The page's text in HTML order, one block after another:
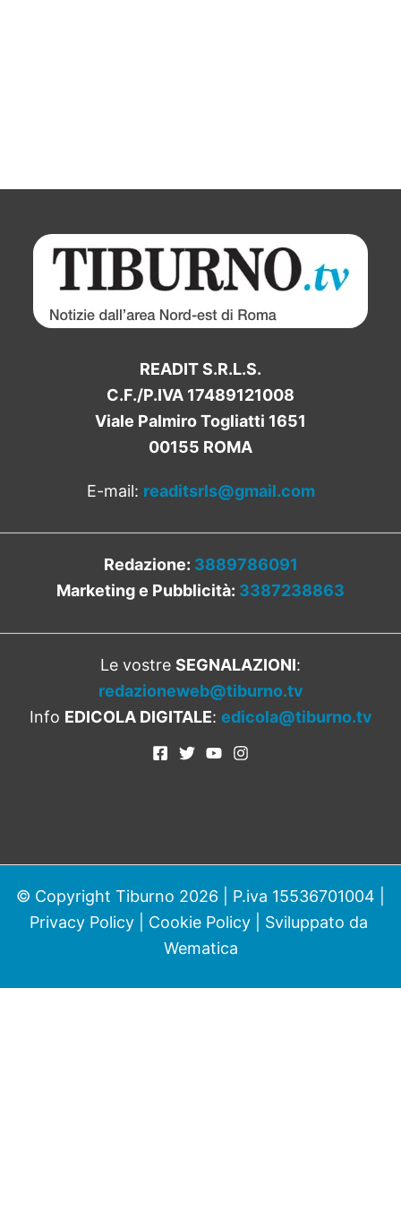
READIT S.R.L.S.
C.F./P.IVA 17489121008
Viale Palmiro Togliatti 1651
00155 ROMA
E-mail: readitsrls@gmail.com
Redazione: 3889786091
Marketing e Pubblicità: 3387238863
Le vostre SEGNALAZIONI:
redazioneweb@tiburno.tv
Info EDICOLA DIGITALE: edicola@tiburno.tv
© Copyright Tiburno 2026 | P.iva 15536701004 |
Privacy Policy| Cookie Policy| Sviluppato da
Wematica